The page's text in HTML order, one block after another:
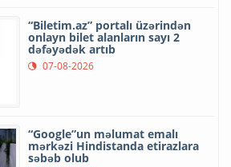
“Biletim.az” portalı üzərindən
onlayn bilet alanların sayı 2
dəfəyədək artıb
07-08-2026
“Google”un məlumat emalı
mərkəzi Hindistanda etirazlara
səbəb olub